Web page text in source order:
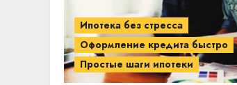
Ипотека без стресса
Оформление кредита быстро
Простые шаги ипотеки